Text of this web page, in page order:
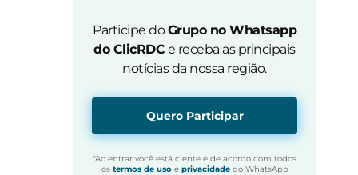
Participe doGrupo no Whatsapp
do ClicRDC e receba as principais
notícias da nossa região.
Quero Participar
*Ao entrar você está ciente e de acordo com todos
os termos de usoe privacidadedo WhatsApp